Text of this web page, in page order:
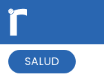
SALUD